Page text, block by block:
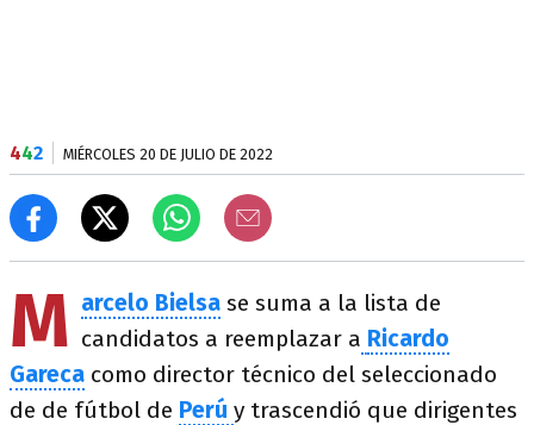
442 MIÉRCOLES 20 DE JULIO DE 2022
M arcelo Bielsa se suma a la lista de
candidatos a reemplazar a Ricardo
Gareca como director técnico del seleccionado
de de fútbol de Perú y trascendió que dirigentes